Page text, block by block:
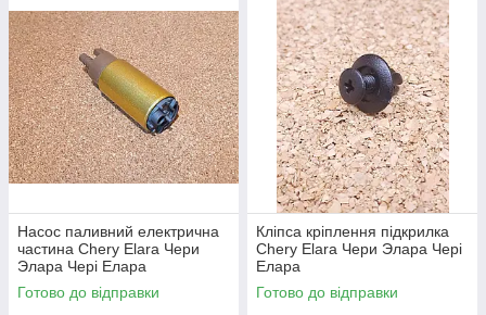
Насос паливний електрична
частина Chery Elara Чери
Элара Чері Елара
Готово до відправки
Кліпса кріплення підкрилка
Chery Elara Чери Элара Чері
Елара
Готово до відправки